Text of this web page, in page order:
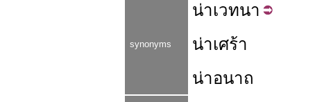
synonyms
น่าเวทนา
น่าเศร้า
น่าอนาถ